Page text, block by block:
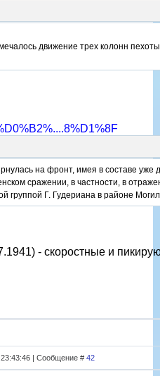
движение трех колонн
на фронт, имея в составе уже
сражении, в частности, в
группой Г. Гудериана в районе
- скоростные и
| Сообщение # 42